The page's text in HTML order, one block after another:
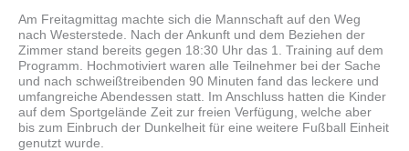
Am Freitagmittag machte sich die Mannschaft auf den Weg
nach Westerstede. Nach der Ankunft und dem Beziehen der
Zimmer stand bereits gegen 18:30 Uhr das 1. Training auf dem
Programm. Hochmotiviert waren alle Teilnehmer bei der Sache
und nach schweißtreibenden 90 Minuten fand das leckere und
umfangreiche Abendessen statt. Im Anschluss hatten die Kinder
auf dem Sportgelände Zeit zur freien Verfügung, welche aber
bis zum Einbruch der Dunkelheit für eine weitere Fußball Einheit
genutzt wurde.